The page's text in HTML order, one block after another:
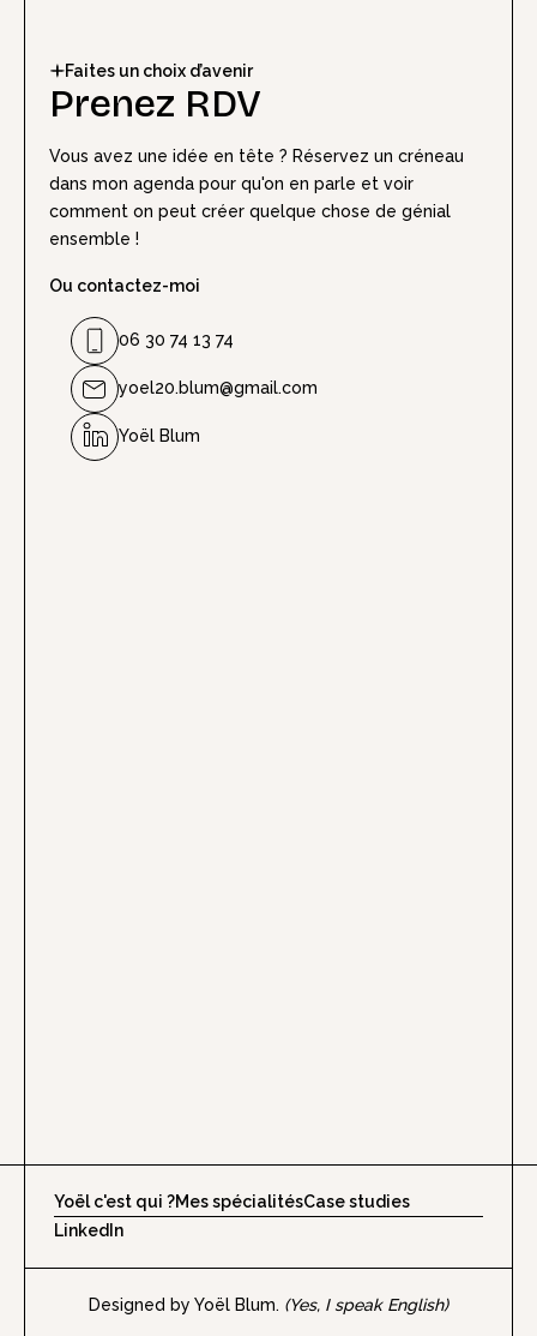
Faites un choix d’avenir
Prenez RDV
Vous avez une idée en tête ? Réservez un créneau
dans mon agenda pour qu'on en parle et voir
comment on peut créer quelque chose de génial
ensemble !
Ou contactez-moi
06 30 74 13 74
yoel20.blum@gmail.com
Yoël Blum
LinkedIn
Yoël c'est qui ?Mes spécialitésCase studies
Designed by Yoël Blum. (Yes, I speak English)